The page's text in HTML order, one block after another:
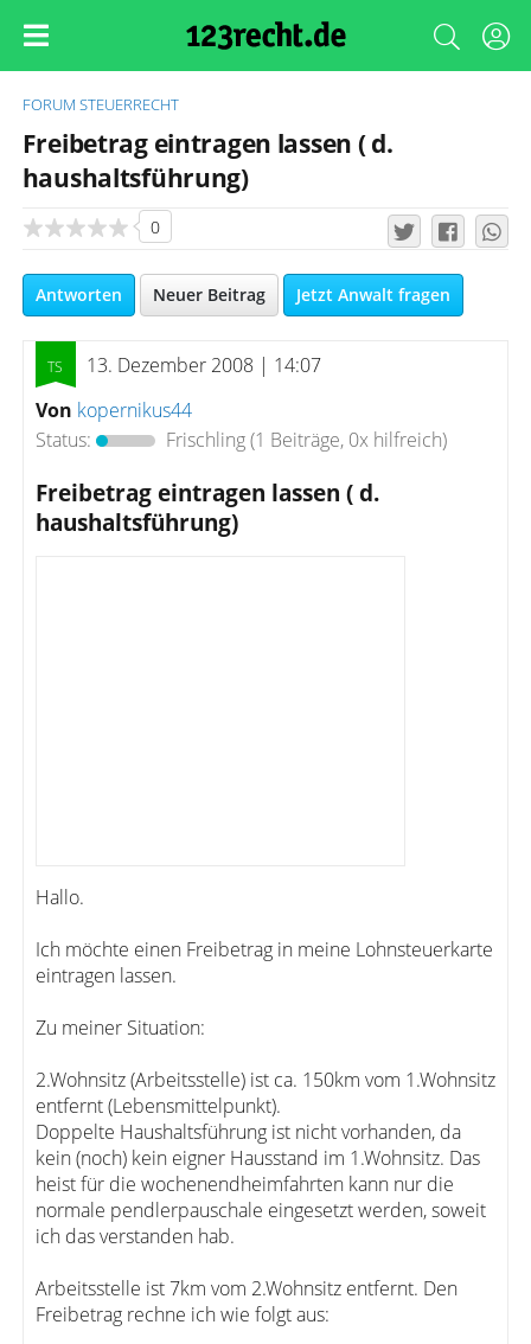
FORUM STEUERRECHT
Freibetrag eintragen lassen ( d.
haushaltsführung)
0
Antworten Neuer Beitrag Jetzt Anwalt fragen
13. Dezember 2008 | 14:07
Von kopernikus44
Status:
Frischling(1 Beiträge, 0x hilfreich)
Freibetrag eintragen lassen ( d.
haushaltsführung)
Hallo.
Ich möchte einen Freibetrag in meine Lohnsteuerkarte
eintragen lassen.
Zu meiner Situation:
2.Wohnsitz (Arbeitsstelle) ist ca. 150km vom 1.Wohnsitz
entfernt (Lebensmittelpunkt).
Doppelte Haushaltsführung ist nicht vorhanden, da
kein (noch) kein eigner Hausstand im 1.Wohnsitz. Das
heist für die wochenendheimfahrten kann nur die
normale pendlerpauschale eingesetzt werden, soweit
ich das verstanden hab.
Arbeitsstelle ist 7km vom 2.Wohnsitz entfernt. Den
Freibetrag rechne ich wie folgt aus: